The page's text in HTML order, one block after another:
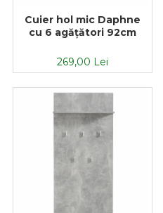
Cuier hol mic Daphne
cu 6 agățători 92cm
269,00 Lei